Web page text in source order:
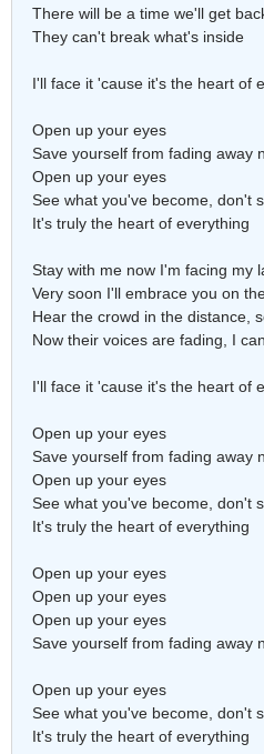
There will be a time we'll get
They can't break what's inside
I'll face it 'cause it's the heart of
Open up your eyes
Save yourself from fading away
Open up your eyes
See what you've become, don't
It's truly the heart of everything
Stay with me now I'm facing my
Very soon I'll embrace you on
Hear the crowd in the distance,
Now their voices are fading, I
I'll face it 'cause it's the heart of
Open up your eyes
Save yourself from fading away
Open up your eyes
See what you've become, don't
It's truly the heart of everything
Open up your eyes
Open up your eyes
Open up your eyes
Save yourself from fading away
Open up your eyes
See what you've become, don't
It's truly the heart of everything